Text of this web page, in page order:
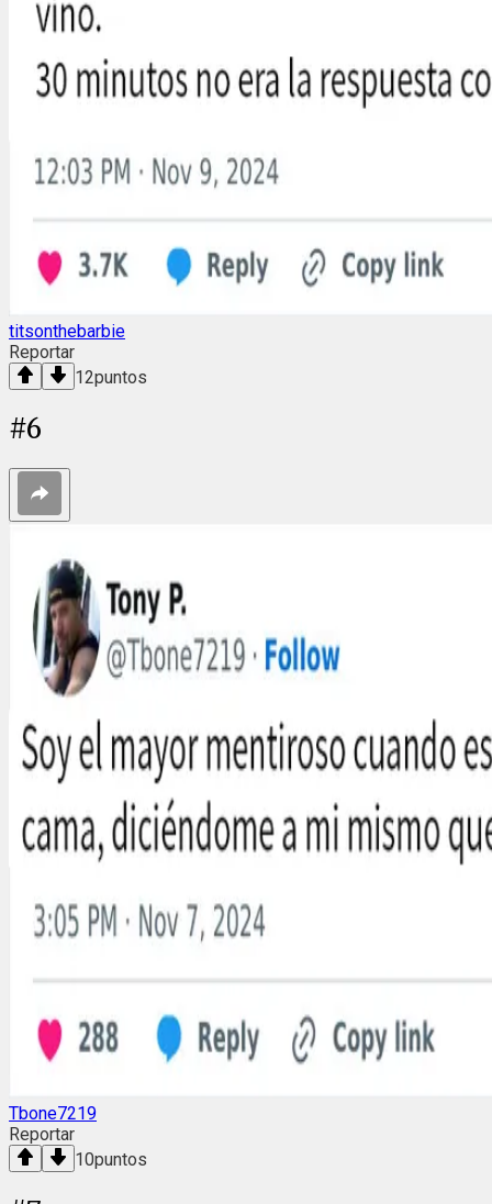
titsonthebarbie
Reportar
12puntos
#6
Tbone7219
Reportar
10puntos